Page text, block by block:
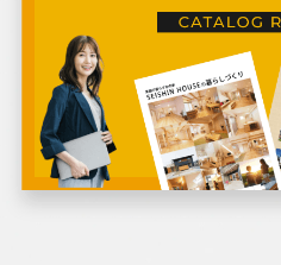
2024年3月
2024年2月